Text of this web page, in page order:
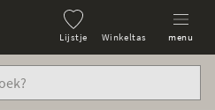
Lijstje Winkeltas menu